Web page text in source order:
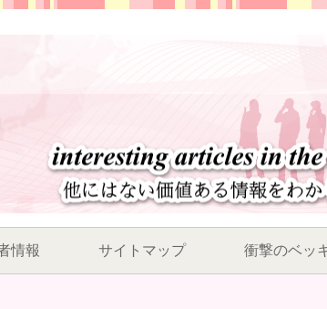
情報 サイトマップ 衝撃のベッ